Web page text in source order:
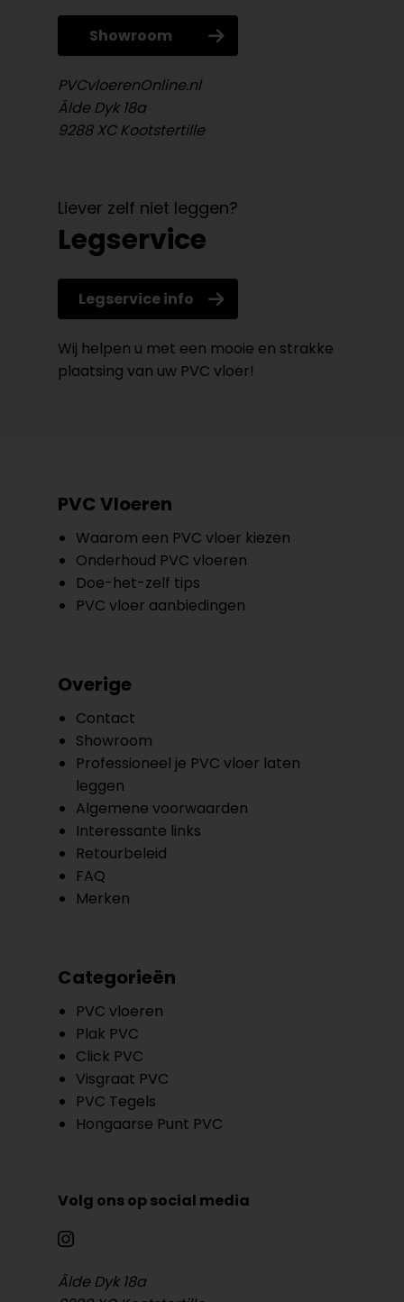
Showroom
PVCvloerenOnline.nl
Âlde Dyk 18a
9288 XC Kootstertille
Liever zelf niet leggen?
Legservice
Legservice info
Wij helpen u met een mooie en strakke
plaatsing van uw PVC vloer!
PVC Vloeren
Waarom een PVC vloer kiezen
Onderhoud PVC vloeren
Doe-het-zelf tips
PVC vloer aanbiedingen
Overige
Contact
Showroom
Professioneel je PVC vloer laten
leggen
Algemene voorwaarden
Interessante links
Retourbeleid
FAQ
Merken
Categorieën
PVC vloeren
Plak PVC
Click PVC
Visgraat PVC
PVC Tegels
Hongaarse Punt PVC
Volg ons op social media
Âlde Dyk 18a